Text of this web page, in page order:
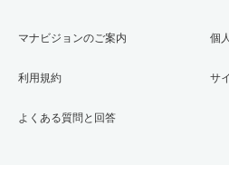
マナビジョンのご案内
利用規約
よくある質問と回答
個
サ